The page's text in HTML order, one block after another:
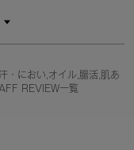
におい,オイル,腸活,肌あ
REVIEW一覧